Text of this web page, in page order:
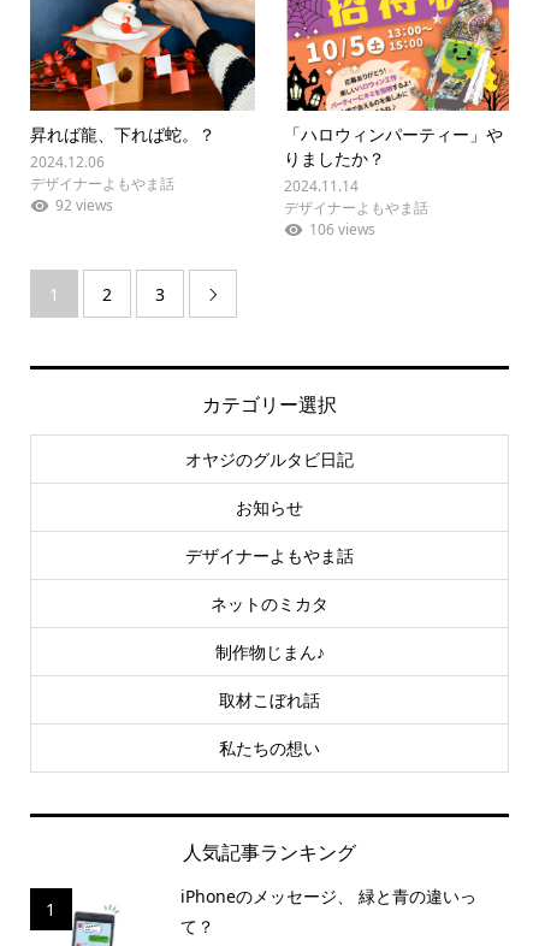
昇れば龍、下れば蛇。？
2024.12.06
デザイナーよもやま話
92 views
「ハロウィンパーティー」や
りましたか？
2024.11.14
デザイナーよもやま話
106 views
1 2 3 
カテゴリー選択
オヤジのグルタビ日記
お知らせ
デザイナーよもやま話
ネットのミカタ
制作物じまん♪
取材こぼれ話
私たちの想い
人気記事ランキング
1
iPhoneのメッセージ、 緑と青の違いっ
て？